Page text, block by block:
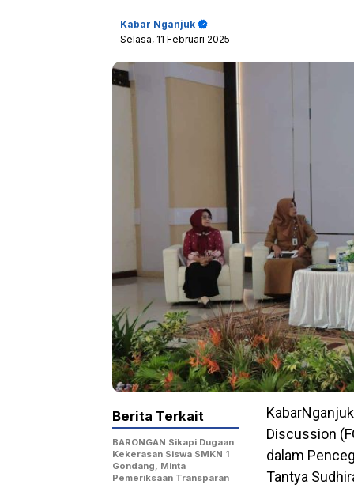
Kabar Nganjuk
Selasa, 11 Februari 2025
Discussion
dalam
Tantya
Berita Terkait
BARONGAN Sikapi Dugaan
Kekerasan Siswa SMKN 1
Gondang, Minta
Pemeriksaan Transparan